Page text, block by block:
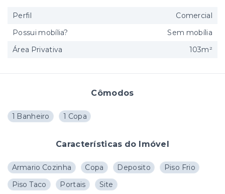
Cômodos
1 Banheiro 1 Copa
Características do Imóvel
Armario Cozinha Copa Deposito
Piso Frio
Piso Taco
Portais Site
Perfil
Comercial
Possui mobília?
Sem mobília
Área Privativa
103m²